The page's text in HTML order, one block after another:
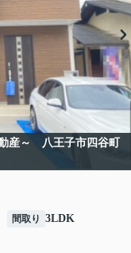
動産～ 八王子市四谷町
間取り 3LDK